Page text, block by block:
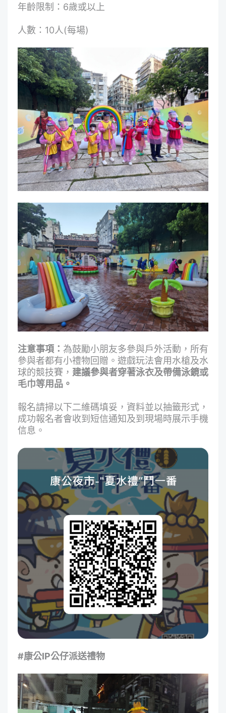
年齡限制：6歲或以上
人數：10人(每場)
注意事項： 為鼓勵小朋友多參與戶外活動，所有
參與者都有小禮物回贈。遊戲玩法會用水槍及水
球的競技賽， 建議參與者穿著泳衣及帶備泳鏡或
毛巾等用品。
報名請掃以下二維碼填妥，資料並以抽籤形式，
成功報名者會收到短信通知及到現場時展示手機
信息。
#康公IP公仔派送禮物